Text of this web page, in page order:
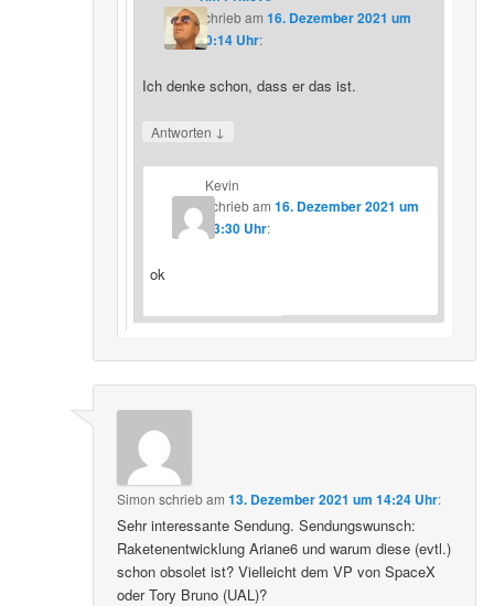
schriebam 16. Dezember 2021 um
20:14 Uhr:
Ich denke schon, dass er das ist.
Antworten ↓
Kevin
schriebam16. Dezember 2021 um
23:30 Uhr:
ok
Simon schriebam13. Dezember 2021 um 14:24 Uhr:
Sehr interessante Sendung. Sendungswunsch:
Raketenentwicklung Ariane6 und warum diese (evtl.)
schon obsolet ist? Vielleicht dem VP von SpaceX
oder Tory Bruno (UAL)?